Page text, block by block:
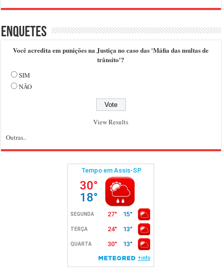
Enquetes
Você acredita em punições na Justiça no caso das 'Máfia das multas de
trânsito'?
SIM
NÃO
View Results
Outras..